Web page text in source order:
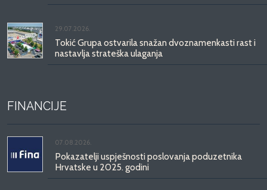
29.07.2026.
Tokić Grupa ostvarila snažan dvoznamenkasti rast i
nastavlja strateška ulaganja
FINANCIJE
07.08.2026.
Pokazatelji uspješnosti poslovanja poduzetnika
Hrvatske u 2025. godini